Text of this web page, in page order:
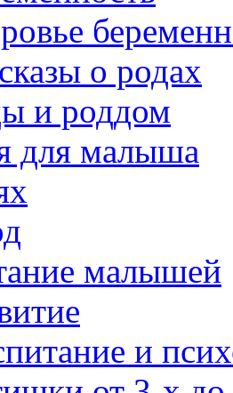
о родах
и роддом
для малыша
малышей
и